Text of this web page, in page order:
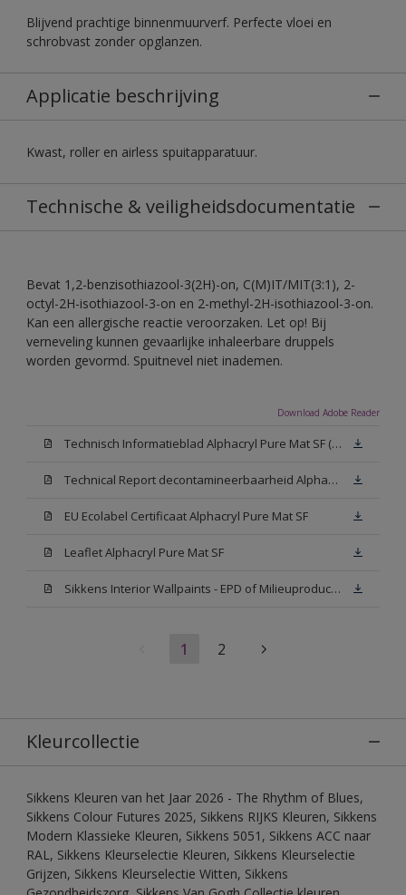
Blijvend prachtige binnenmuurverf. Perfecte vloei en
schrobvast zonder opglanzen.
Applicatie beschrijving
Kwast, roller en airless spuitapparatuur.
Technische & veiligheidsdocumentatie
Bevat 1,2-benzisothiazool-3(2H)-on, C(M)IT/MIT(3:1), 2-
octyl-2H-isothiazool-3-on en 2-methyl-2H-isothiazool-3-on.
Kan een allergische reactie veroorzaken. Let op! Bij
verneveling kunnen gevaarlijke inhaleerbare druppels
worden gevormd. Spuitnevel niet inademen.
Download Adobe Reader
Technisch Informatieblad Alphacryl Pure Mat SF (New Livery) (PDF)
Technical Report decontamineerbaarheid Alphacryl Pure Mat SF
EU Ecolabel Certificaat Alphacryl Pure Mat SF
Leaflet Alphacryl Pure Mat SF
Sikkens Interior Wallpaints - EPD of Milieuproductverklaring
1 2
Kleurcollectie
Sikkens Kleuren van het Jaar 2026 - The Rhythm of Blues,
Sikkens Colour Futures 2025, Sikkens RIJKS Kleuren, Sikkens
Modern Klassieke Kleuren, Sikkens 5051, Sikkens ACC naar
RAL, Sikkens Kleurselectie Kleuren, Sikkens Kleurselectie
Grijzen, Sikkens Kleurselectie Witten, Sikkens